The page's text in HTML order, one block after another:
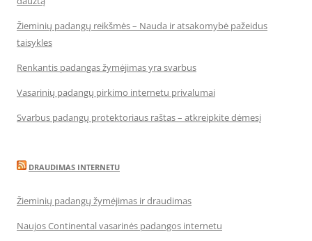
Žieminių padangų reikšmės – Nauda ir atsakomybė pažeidus
taisykles
Renkantis padangas žymėjimas yra svarbus
Vasarinių padangų pirkimo internetu privalumai
Svarbus padangų protektoriaus raštas – atkreipkite dėmesį
DRAUDIMAS INTERNETU
Žieminių padangų žymėjimas ir draudimas
Naujos Continental vasarinės padangos internetu